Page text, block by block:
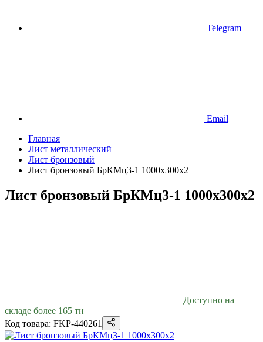
Telegram
Email
Главная
Лист металлический
Лист бронзовый
Лист бронзовый БрКМц3-1 1000х300х2
Лист бронзовый БрКМц3-1 1000х300х2
Доступно на
складе более 165 тн
Код товара: FKP-440261